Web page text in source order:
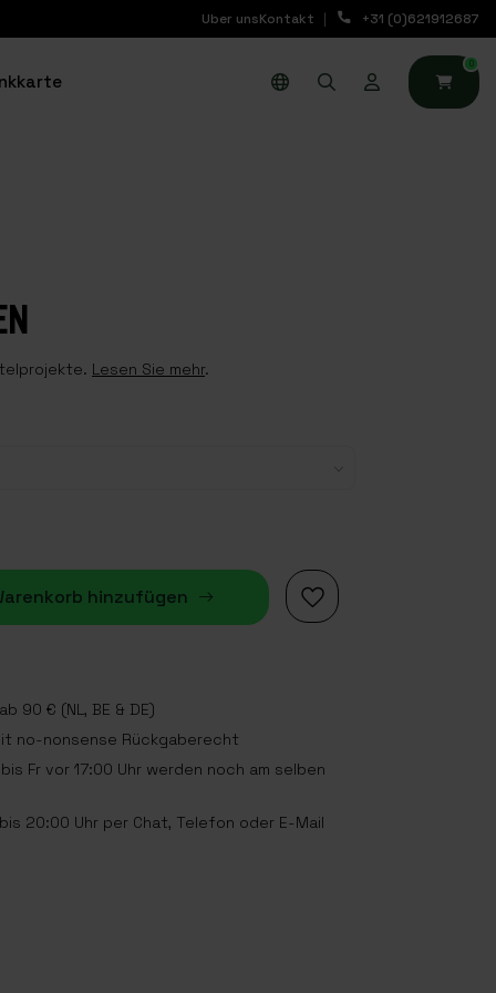
Uber unsKontakt +31 (0)621912687
0
Lesen Sie mehr.
hinzufügen
90 € (NL, BE & DE)
no-nonsense Rückgaberecht
Fr vor 17:00 Uhr werden noch am selben
20:00 Uhr per Chat, Telefon oder E-Mail